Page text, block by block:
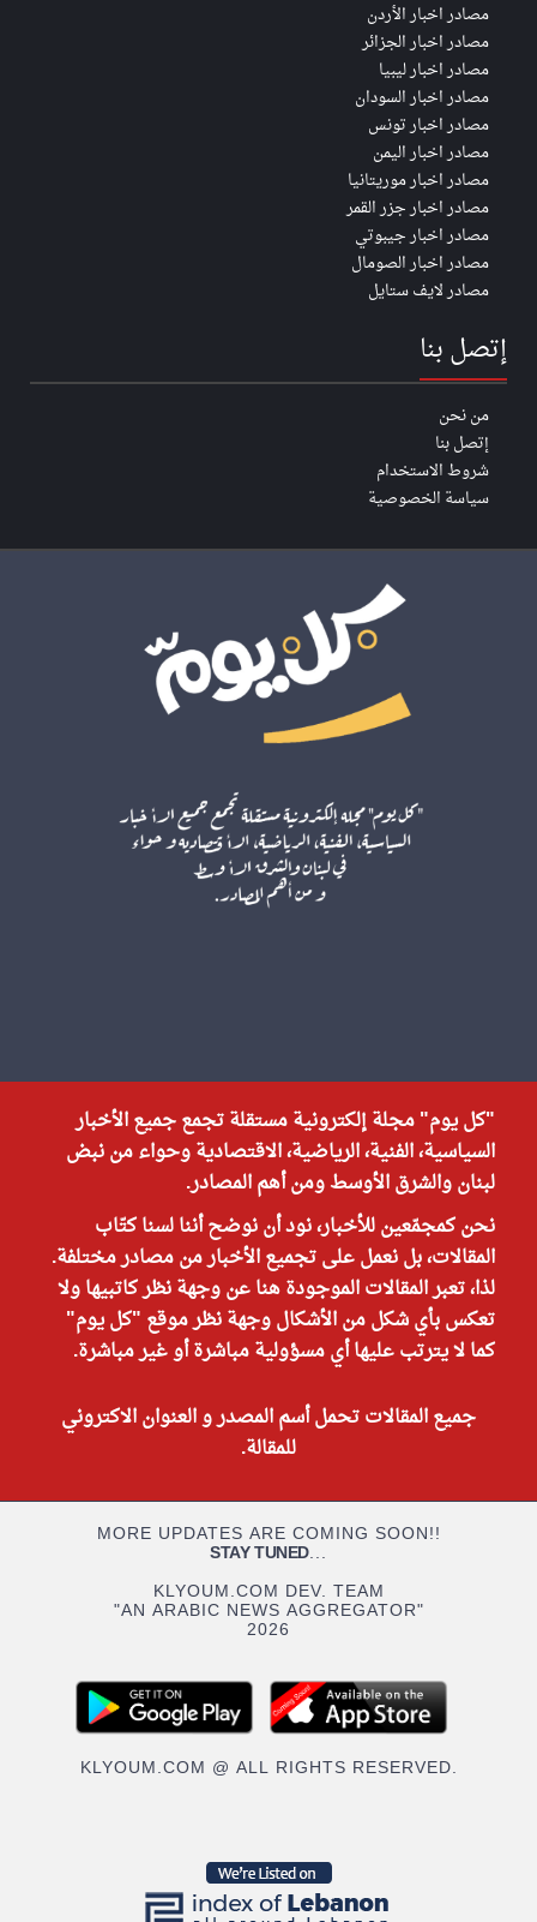
مصادر اخبار الأردن
مصادر اخبار الجزائر
مصادر اخبار ليبيا
مصادر اخبار السودان
مصادر اخبار تونس
مصادر اخبار اليمن
مصادر اخبار موريتانيا
مصادر اخبار جزر القمر
مصادر اخبار جيبوتي
مصادر اخبار الصومال
مصادر لايف ستايل
إتصل بنا
من نحن
إتصل بنا
شروط الاستخدام
سياسة الخصوصية
"كل يوم" مجلة إلكترونية مستقلة تجمع جميع الأخبار
السياسية، الفنية، الرياضية، الاقتصادية وحواء من نبض
لبنان والشرق الأوسط ومن أهم المصادر.
نحن كمجمّعين للأخبار، نود أن نوضح أننا لسنا كتّاب
المقالات، بل نعمل على تجميع الأخبار من مصادر مختلفة.
لذا، تعبر المقالات الموجودة هنا عن وجهة نظر كاتبيها ولا
تعكس بأي شكل من الأشكال وجهة نظر موقع "كل يوم"
كما لا يترتب عليها أي مسؤولية مباشرة أو غير مباشرة.
جميع المقالات تحمل أسم المصدر و العنوان الاكتروني
للمقالة.
MORE UPDATES ARE COMING SOON!!
STAY TUNED...
KLYOUM.COM DEV. TEAM
"AN ARABIC NEWS AGGREGATOR"
2026
KLYOUM.COM @ ALL RIGHTS RESERVED.